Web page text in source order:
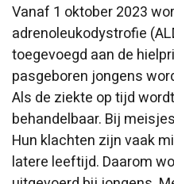
Vanaf 1 oktober 2023
adrenoleukodystrofie (
toegevoegd aan de
pasgeboren jongens
Als de ziekte op tijd
behandelbaar. Bij
Hun klachten zijn vaak
latere leeftijd. Daarom